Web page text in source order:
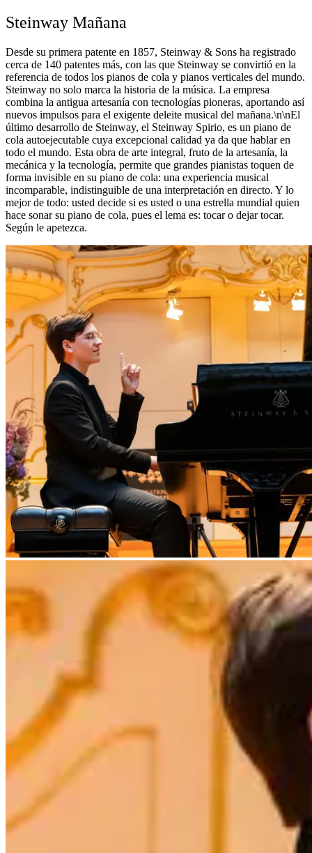
Steinway Mañana
Desde su primera patente en 1857, Steinway ⁠&⁠ Sons ha registrado
cerca de 140 patentes más, con las que Steinway se convirtió en la
referencia de todos los pianos de cola y pianos verticales del mundo.
Steinway no solo marca la historia de la música. La empresa
combina la antigua artesanía con tecnologías pioneras, aportando así
nuevos impulsos para el exigente deleite musical del mañana.\n\nEl
último desarrollo de Steinway, el Steinway Spirio, es un piano de
cola autoejecutable cuya excepcional calidad ya da que hablar en
todo el mundo. Esta obra de arte integral, fruto de la artesanía, la
mecánica y la tecnología, permite que grandes pianistas toquen de
forma invisible en su piano de cola: una experiencia musical
incomparable, indistinguible de una interpretación en directo. Y lo
mejor de todo: usted decide si es usted o una estrella mundial quien
hace sonar su piano de cola, pues el lema es: tocar o dejar tocar.
Según le apetezca.